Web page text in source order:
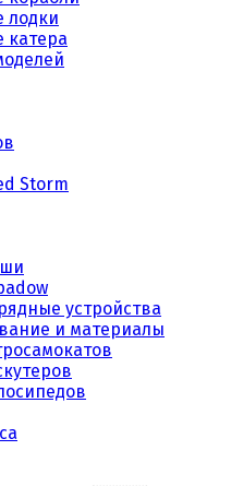
лодки
катера
Storm
устройства
и материалы